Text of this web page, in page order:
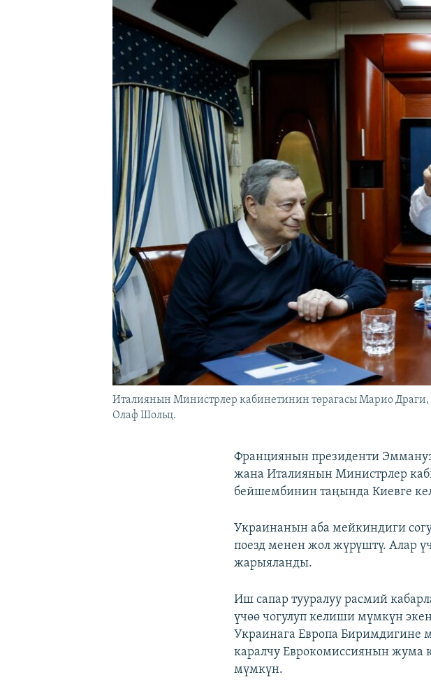
Италиянын Министрлер кабинетинин төрагасы Марио
Олаф Шольц.
Франциянын президенти
жана Италиянын Министрлер
бейшембинин таңында Киевге
Украинанын аба мейкиндиги
поезд менен жол жүрүштү. Алар
жарыяланды.
Иш сапар тууралуу расмий
үчөө чогулуп келиши мүмкүн
Украинага Европа Биримдигине
каралчу Еврокомиссиянын
мүмкүн.